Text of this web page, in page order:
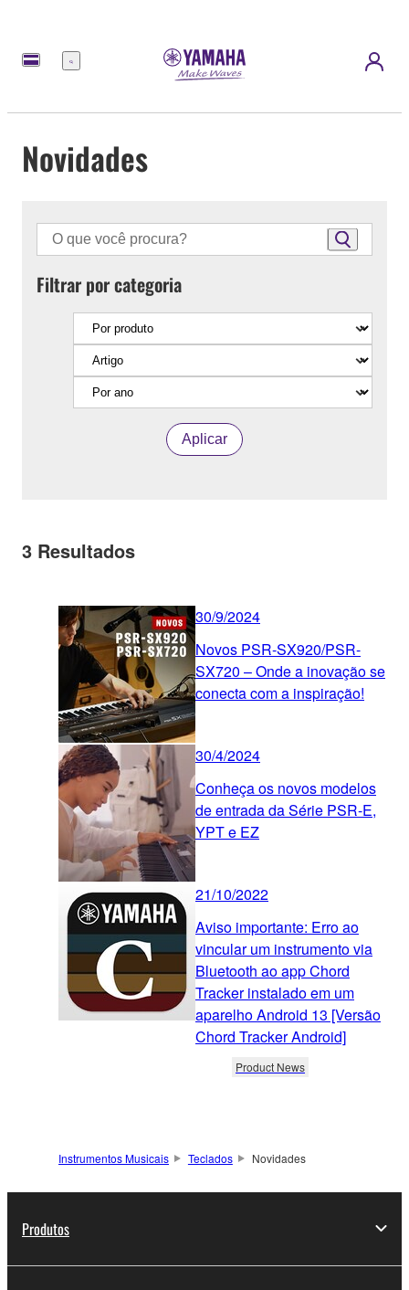
Menu
Novidades
Filtrar por categoria
Aplicar
3 Resultados
30/9/2024
Novos PSR-SX920/PSR-
SX720 – Onde a inovação se
conecta com a inspiração!
30/4/2024
Conheça os novos modelos
de entrada da Série PSR-E,
YPT e EZ
21/10/2022
Aviso importante: Erro ao
vincular um instrumento via
Bluetooth ao app Chord
Tracker instalado em um
aparelho Android 13 [Versão
Chord Tracker Android]
Product News
Instrumentos Musicais Teclados Novidades
Produtos